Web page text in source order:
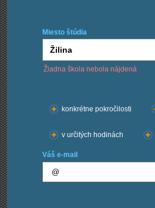
Miesto štúdia
Žiadna škola nebola nájdená
konkrétne pokročilosti
v určitých hodinách
Váš e-mail